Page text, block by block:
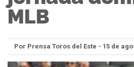
MLB
Por Prensa Toros del Este - 15 de